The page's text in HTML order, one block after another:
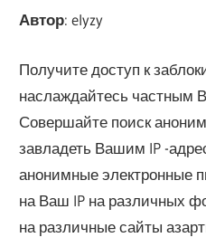
Автор: elyzy
Получите доступ к
наслаждайтесь частным
Совершайте поиск
завладеть Вашим IP -
анонимные электронные
на Ваш IP на различных
на различные сайты